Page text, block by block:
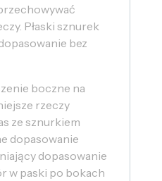
Płaski sznurek
bez
boczne na
rzeczy
ze sznurkiem
dopasowanie
dopasowanie
w paski po bokach